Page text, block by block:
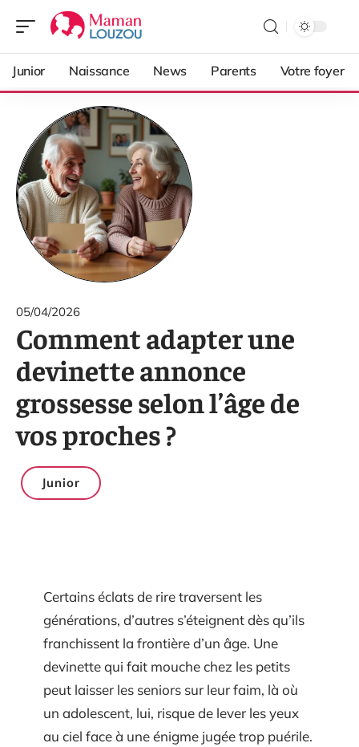
Junior Naissance News Parents Votre foyer
05/04/2026
Comment adapter une
devinette annonce
grossesse selon l’âge de
vos proches ?
Junior
Certains éclats de rire traversent les
générations, d’autres s’éteignent dès qu’ils
franchissent la frontière d’un âge. Une
devinette qui fait mouche chez les petits
peut laisser les seniors sur leur faim, là où
un adolescent, lui, risque de lever les yeux
au ciel face à une énigme jugée trop puérile.